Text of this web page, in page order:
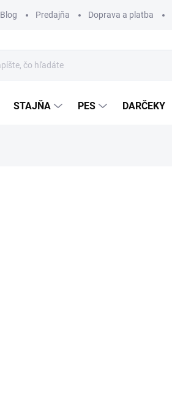
Blog Predajňa Doprava a platba
STAJŇA PES DARČEKY